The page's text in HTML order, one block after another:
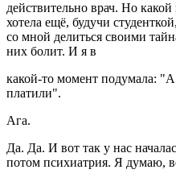
действительно врач. Но
хотела ещё, будучи
со мной делиться своими
них болит. И я в
какой-то момент подумала:
платили".
Ага.
Да. Да. И вот так у нас
потом психиатрия. Я думаю,